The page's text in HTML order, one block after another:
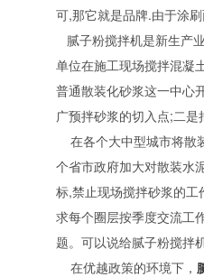
可,那它就是品牌.由于涂
腻子粉搅拌机是新生产
单位在施工现场搅拌混凝
普通散装化砂浆这一中心
广预拌砂浆的切入点;二
在各个大中型城市将散
个省市政府加大对散装水
标,禁止现场搅拌砂浆的
求每个圈层按季度交流工
题。可以说给腻子粉搅拌
在优越政策的环境下，